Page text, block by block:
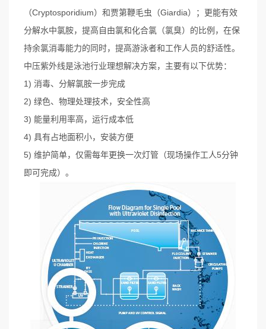
（Cryptosporidium）和贾第鞭毛虫（Giardia）；更能有效
分解水中氯胺，提高自由氯和化合氯（氯臭）的比例，在保
持余氯消毒能力的同时，提高游泳者和工作人员的舒适性。
中压紫外线是泳池行业理想解决方案，主要有以下优势：
1) 消毒、分解氯胺一步完成
2) 绿色、物理处理技术，安全性高
3) 能量利用率高，运行成本低
4) 具有占地面积小，安装方便
5) 维护简单，仅需每年更换一次灯管（现场操作工人5分钟
即可完成）。